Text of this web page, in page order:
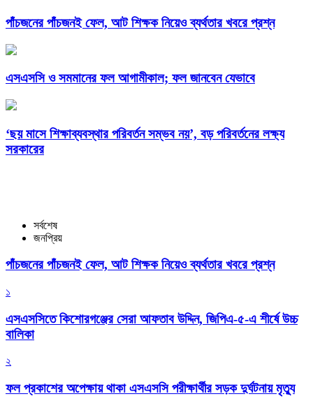
পাঁচজনের পাঁচজনই ফেল, আট শিক্ষক নিয়েও ব্যর্থতার খবরে প্রশ্ন
এসএসসি ও সমমানের ফল আগামীকাল; ফল জানবেন যেভাবে
‘ছয় মাসে শিক্ষাব্যবস্থার পরিবর্তন সম্ভব নয়’, বড় পরিবর্তনের লক্ষ্য
সরকারের
সর্বশেষ
জনপ্রিয়
পাঁচজনের পাঁচজনই ফেল, আট শিক্ষক নিয়েও ব্যর্থতার খবরে প্রশ্ন
১
এসএসসিতে কিশোরগঞ্জের সেরা আফতাব উদ্দিন, জিপিএ-৫-এ শীর্ষে উচ্চ
বালিকা
২
ফল প্রকাশের অপেক্ষায় থাকা এসএসসি পরীক্ষার্থীর সড়ক দুর্ঘটনায় মৃত্যু